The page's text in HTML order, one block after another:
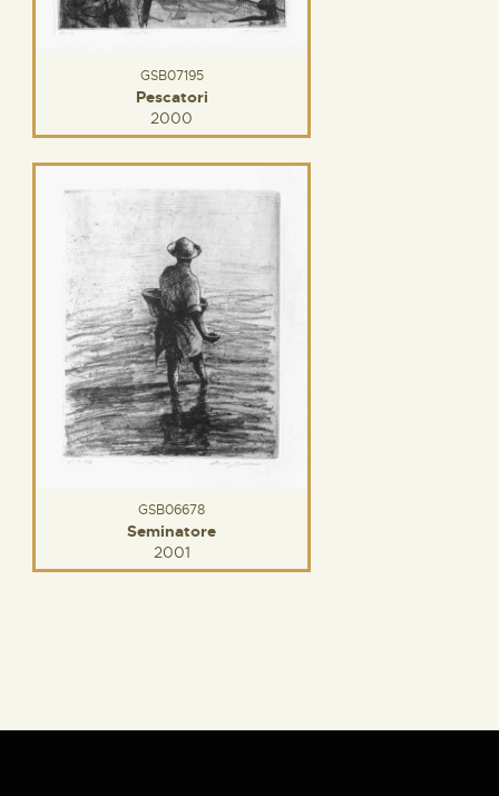
GSB07195
Pescatori
2000
GSB06678
Seminatore
2001